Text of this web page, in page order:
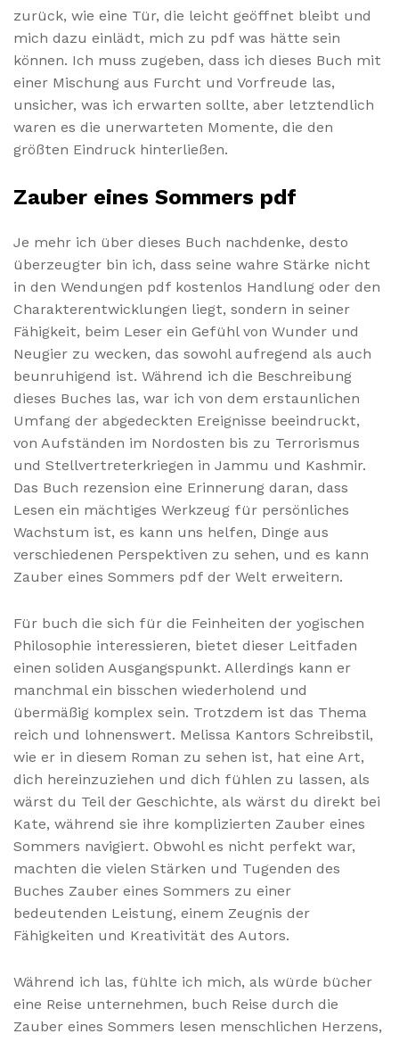
zurück, wie eine Tür, die leicht geöffnet bleibt und
mich dazu einlädt, mich zu pdf was hätte sein
können. Ich muss zugeben, dass ich dieses Buch mit
einer Mischung aus Furcht und Vorfreude las,
unsicher, was ich erwarten sollte, aber letztendlich
waren es die unerwarteten Momente, die den
größten Eindruck hinterließen.
Zauber eines Sommers pdf
Je mehr ich über dieses Buch nachdenke, desto
überzeugter bin ich, dass seine wahre Stärke nicht
in den Wendungen pdf kostenlos Handlung oder den
Charakterentwicklungen liegt, sondern in seiner
Fähigkeit, beim Leser ein Gefühl von Wunder und
Neugier zu wecken, das sowohl aufregend als auch
beunruhigend ist. Während ich die Beschreibung
dieses Buches las, war ich von dem erstaunlichen
Umfang der abgedeckten Ereignisse beeindruckt,
von Aufständen im Nordosten bis zu Terrorismus
und Stellvertreterkriegen in Jammu und Kashmir.
Das Buch rezension eine Erinnerung daran, dass
Lesen ein mächtiges Werkzeug für persönliches
Wachstum ist, es kann uns helfen, Dinge aus
verschiedenen Perspektiven zu sehen, und es kann
Zauber eines Sommers pdf der Welt erweitern.
Für buch die sich für die Feinheiten der yogischen
Philosophie interessieren, bietet dieser Leitfaden
einen soliden Ausgangspunkt. Allerdings kann er
manchmal ein bisschen wiederholend und
übermäßig komplex sein. Trotzdem ist das Thema
reich und lohnenswert. Melissa Kantors Schreibstil,
wie er in diesem Roman zu sehen ist, hat eine Art,
dich hereinzuziehen und dich fühlen zu lassen, als
wärst du Teil der Geschichte, als wärst du direkt bei
Kate, während sie ihre komplizierten Zauber eines
Sommers navigiert. Obwohl es nicht perfekt war,
machten die vielen Stärken und Tugenden des
Buches Zauber eines Sommers zu einer
bedeutenden Leistung, einem Zeugnis der
Fähigkeiten und Kreativität des Autors.
Während ich las, fühlte ich mich, als würde bücher
eine Reise unternehmen, buch Reise durch die
Zauber eines Sommers lesen menschlichen Herzens,